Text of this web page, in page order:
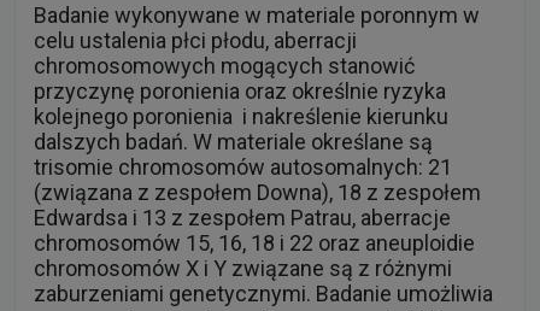
Badanie wykonywane w materiale poronnym w
celu ustalenia płci płodu, aberracji
chromosomowych mogących stanowić
przyczynę poronienia oraz określnie ryzyka
kolejnego poronienia i nakreślenie kierunku
dalszych badań. W materiale określane są
trisomie chromosomów autosomalnych: 21
(związana z zespołem Downa), 18 z zespołem
Edwardsa i 13 z zespołem Patrau, aberracje
chromosomów 15, 16, 18 i 22 oraz aneuploidie
chromosomów X i Y związane są z różnymi
zaburzeniami genetycznymi. Badanie umożliwia